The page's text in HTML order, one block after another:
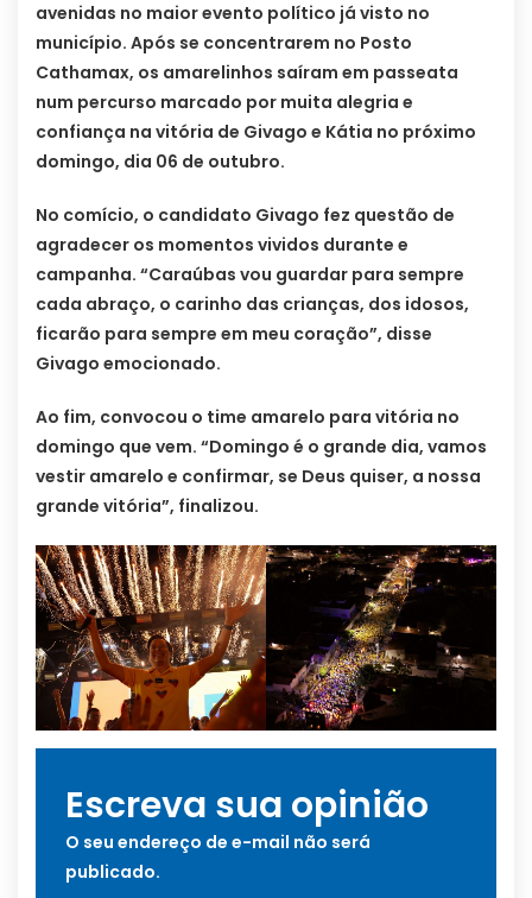
avenidas no maior evento político já visto no
município. Após se concentrarem no Posto
Cathamax, os amarelinhos saíram em passeata
num percurso marcado por muita alegria e
confiança na vitória de Givago e Kátia no próximo
domingo, dia 06 de outubro.
No comício, o candidato Givago fez questão de
agradecer os momentos vividos durante e
campanha. “Caraúbas vou guardar para sempre
cada abraço, o carinho das crianças, dos idosos,
ficarão para sempre em meu coração”, disse
Givago emocionado.
Ao fim, convocou o time amarelo para vitória no
domingo que vem. “Domingo é o grande dia, vamos
vestir amarelo e confirmar, se Deus quiser, a nossa
grande vitória”, finalizou.
Escreva sua opinião
O seu endereço de e-mail não será
publicado.